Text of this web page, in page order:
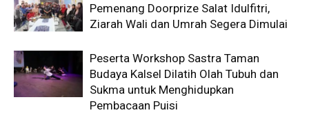
Pemenang Doorprize Salat Idulfitri,
Ziarah Wali dan Umrah Segera Dimulai
Peserta Workshop Sastra Taman
Budaya Kalsel Dilatih Olah Tubuh dan
Sukma untuk Menghidupkan
Pembacaan Puisi